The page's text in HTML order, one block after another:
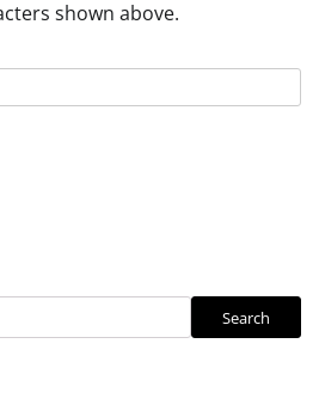
shown above.
Search